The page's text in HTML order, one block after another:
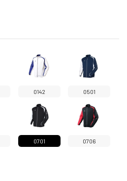
0142 0501
0701 0706